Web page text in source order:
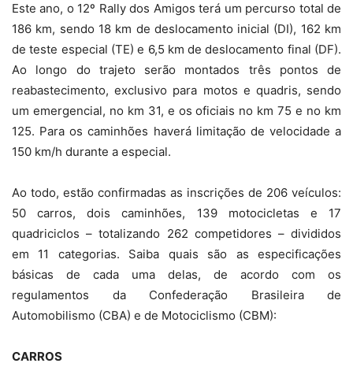
Este ano, o 12º Rally dos Amigos terá um percurso total de
186 km, sendo 18 km de deslocamento inicial (DI), 162 km
de teste especial (TE) e 6,5 km de deslocamento final (DF).
Ao longo do trajeto serão montados três pontos de
reabastecimento, exclusivo para motos e quadris, sendo
um emergencial, no km 31, e os oficiais no km 75 e no km
125. Para os caminhões haverá limitação de velocidade a
150 km/h durante a especial.
Ao todo, estão confirmadas as inscrições de 206 veículos:
50 carros, dois caminhões, 139 motocicletas e 17
quadriciclos – totalizando 262 competidores – divididos
em 11 categorias. Saiba quais são as especificações
básicas de cada uma delas, de acordo com os
regulamentos da Confederação Brasileira de
Automobilismo (CBA) e de Motociclismo (CBM):
CARROS